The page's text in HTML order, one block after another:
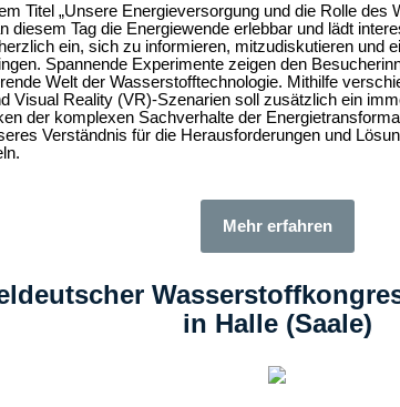
Titel „Unsere Energieversorgung und die Rolle des
diesem Tag die Energiewende erlebbar und lädt
ein, sich zu informieren, mitzudiskutieren und
Spannende Experimente zeigen den
Welt der Wasserstofftechnologie. Mithilfe
Visual Reality (VR)-Szenarien soll zusätzlich ein
der kom­plexen Sachverhalte der
Verständnis für die Herausforderungen und
Mehr erfahren
in Halle (Saale)